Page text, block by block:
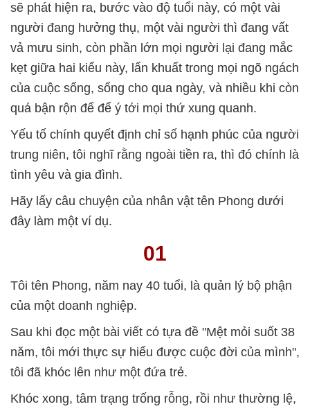
sẽ phát hiện ra, bước vào độ tuổi này, có một vài
người đang hưởng thụ, một vài người thì đang vất
vả mưu sinh, còn phần lớn mọi người lại đang mắc
kẹt giữa hai kiểu này, lẩn khuất trong mọi ngõ ngách
của cuộc sống, sống cho qua ngày, và nhiều khi còn
quá bận rộn để để ý tới mọi thứ xung quanh.
Yếu tố chính quyết định chỉ số hạnh phúc của người
trung niên, tôi nghĩ rằng ngoài tiền ra, thì đó chính là
tình yêu và gia đình.
Hãy lấy câu chuyện của nhân vật tên Phong dưới
đây làm một ví dụ.
01
Tôi tên Phong, năm nay 40 tuổi, là quản lý bộ phận
của một doanh nghiệp.
Sau khi đọc một bài viết có tựa đề "Mệt mỏi suốt 38
năm, tôi mới thực sự hiểu được cuộc đời của mình",
tôi đã khóc lên như một đứa trẻ.
Khóc xong, tâm trạng trống rỗng, rồi như thường lệ,